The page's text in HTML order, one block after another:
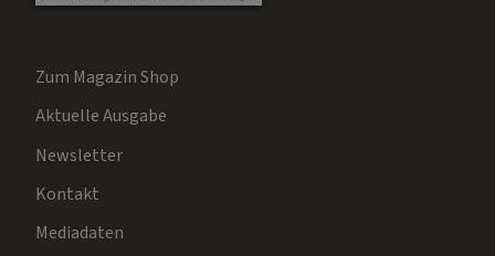
Zum Magazin Shop
Aktuelle Ausgabe
Newsletter
Kontakt
Mediadaten